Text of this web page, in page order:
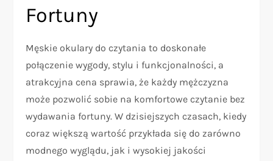
Fortuny
Męskie okulary do czytania to doskonałe
połączenie wygody, stylu i funkcjonalności, a
atrakcyjna cena sprawia, że każdy mężczyzna
może pozwolić sobie na komfortowe czytanie bez
wydawania fortuny. W dzisiejszych czasach, kiedy
coraz większą wartość przykłada się do zarówno
modnego wyglądu, jak i wysokiej jakości